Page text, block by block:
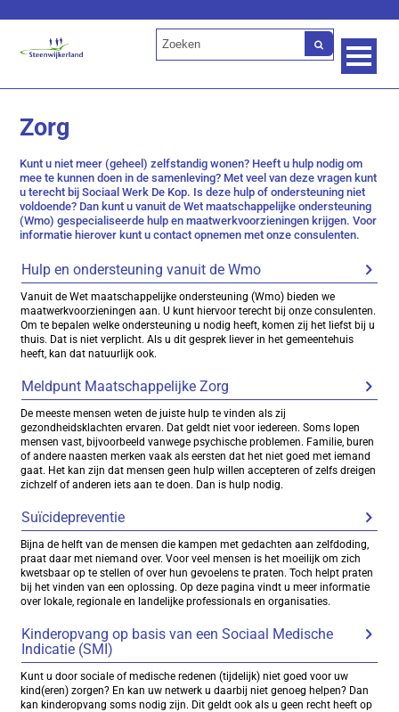
Zorg
Kunt u niet meer (geheel) zelfstandig wonen? Heeft u hulp nodig om
mee te kunnen doen in de samenleving? Met veel van deze vragen kunt
u terecht bij Sociaal Werk De Kop. Is deze hulp of ondersteuning niet
voldoende? Dan kunt u vanuit de Wet maatschappelijke ondersteuning
(Wmo) gespecialiseerde hulp en maatwerkvoorzieningen krijgen. Voor
informatie hierover kunt u contact opnemen met onze consulenten.
Hulp en ondersteuning vanuit de Wmo
Vanuit de Wet maatschappelijke ondersteuning (Wmo) bieden we
maatwerkvoorzieningen aan. U kunt hiervoor terecht bij onze consulenten.
Om te bepalen welke ondersteuning u nodig heeft, komen zij het liefst bij u
thuis. Dat is niet verplicht. Als u dit gesprek liever in het gemeentehuis
heeft, kan dat natuurlijk ook.
Meldpunt Maatschappelijke Zorg
De meeste mensen weten de juiste hulp te vinden als zij
gezondheidsklachten ervaren. Dat geldt niet voor iedereen. Soms lopen
mensen vast, bijvoorbeeld vanwege psychische problemen. Familie, buren
of andere naasten merken vaak als eersten dat het niet goed met iemand
gaat. Het kan zijn dat mensen geen hulp willen accepteren of zelfs dreigen
zichzelf of anderen iets aan te doen. Dan is hulp nodig.
Suïcidepreventie
Bijna de helft van de mensen die kampen met gedachten aan zelfdoding,
praat daar met niemand over. Voor veel mensen is het moeilijk om zich
kwetsbaar op te stellen of over hun gevoelens te praten. Toch helpt praten
bij het vinden van een oplossing. Op deze pagina vindt u meer informatie
over lokale, regionale en landelijke professionals en organisaties.
Kinderopvang op basis van een Sociaal Medische
Indicatie (SMI)
Kunt u door sociale of medische redenen (tijdelijk) niet goed voor uw
kind(eren) zorgen? En kan uw netwerk u daarbij niet genoeg helpen? Dan
kan kinderopvang soms nodig zijn. Dit geldt ook als u geen recht heeft op